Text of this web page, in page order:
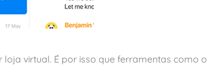
virtual. É por isso que ferramentas como o